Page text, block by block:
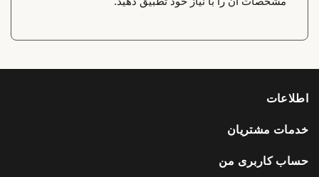
اطلاعات
خدمات مشتریان
حساب کاربری من